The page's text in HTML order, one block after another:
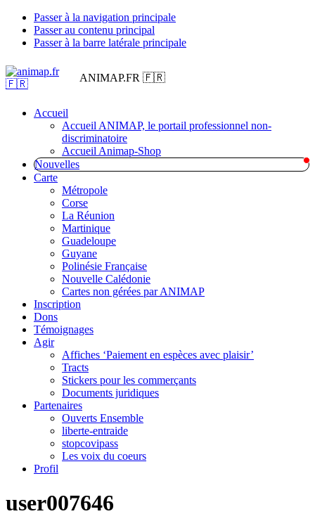
Passer à la navigation principale
Passer au contenu principal
Passer à la barre latérale principale
ANIMAP.FR 🇫🇷
Accueil
Accueil ANIMAP, le portail professionnel non-
discriminatoire
Accueil Animap-Shop
Nouvelles
Carte
Métropole
Corse
La Réunion
Martinique
Guadeloupe
Guyane
Polinésie Française
Nouvelle Calédonie
Cartes non gérées par ANIMAP
Inscription
Dons
Témoignages
Agir
Affiches ‘Paiement en espèces avec plaisir’
Tracts
Stickers pour les commerçants
Documents juridiques
Partenaires
Ouverts Ensemble
liberte-entraide
stopcovipass
Les voix du coeurs
Profil
user007646